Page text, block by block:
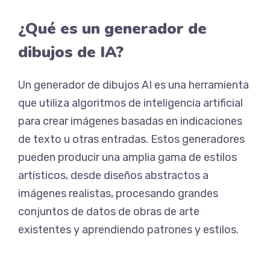
¿Qué es un generador de
dibujos de IA?
Un generador de dibujos AI es una herramienta
que utiliza algoritmos de inteligencia artificial
para crear imágenes basadas en indicaciones
de texto u otras entradas. Estos generadores
pueden producir una amplia gama de estilos
artísticos, desde diseños abstractos a
imágenes realistas, procesando grandes
conjuntos de datos de obras de arte
existentes y aprendiendo patrones y estilos.